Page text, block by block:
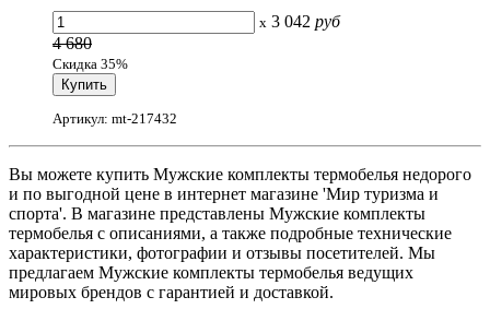
x 3 042 руб
4 680
Скидка 35%
Артикул: mt-217432
Вы можете купить Мужские комплекты термобелья недорого
и по выгодной цене в интернет магазине 'Мир туризма и
спорта'. В магазине представлены Мужские комплекты
термобелья с описаниями, а также подробные технические
характеристики, фотографии и отзывы посетителей. Мы
предлагаем Мужские комплекты термобелья ведущих
мировых брендов с гарантией и доставкой.